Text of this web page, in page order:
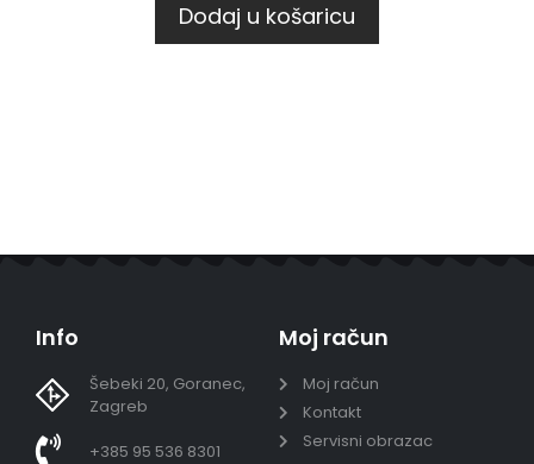
Dodaj u košaricu
Info
Šebeki 20, Goranec,
Zagreb
+385 95 536 8301
Moj račun
Moj račun
Kontakt
Servisni obrazac